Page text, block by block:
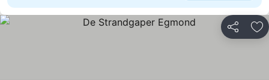
Partilhar